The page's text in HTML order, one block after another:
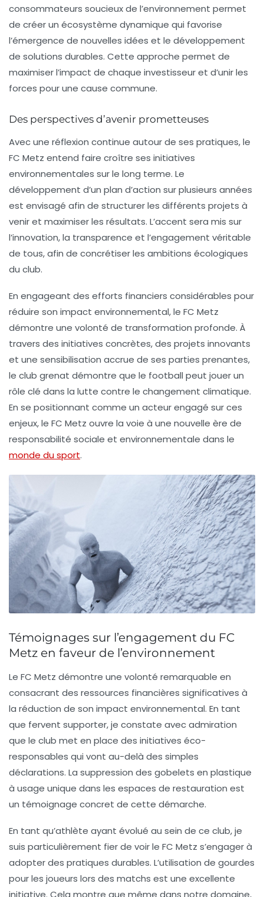
consommateurs soucieux de l’environnement permet
de créer un écosystème dynamique qui favorise
l’émergence de nouvelles idées et le développement
de solutions durables. Cette approche permet de
maximiser l’impact de chaque investisseur et d’unir les
forces pour une cause commune.
Des perspectives d’avenir prometteuses
Avec une réflexion continue autour de ses pratiques, le
FC Metz entend faire croître ses initiatives
environnementales sur le long terme. Le
développement d’un plan d’action sur plusieurs années
est envisagé afin de structurer les différents projets à
venir et maximiser les résultats. L’accent sera mis sur
l’innovation, la transparence et l’engagement véritable
de tous, afin de concrétiser les ambitions écologiques
du club.
En engageant des efforts financiers considérables pour
réduire son impact environnemental, le FC Metz
démontre une volonté de transformation profonde. À
travers des initiatives concrètes, des projets innovants
et une sensibilisation accrue de ses parties prenantes,
le club grenat démontre que le football peut jouer un
rôle clé dans la lutte contre le changement climatique.
En se positionnant comme un acteur engagé sur ces
enjeux, le FC Metz ouvre la voie à une nouvelle ère de
responsabilité sociale et environnementale dans le
monde du sport.
Témoignages sur l’engagement du FC
Metz en faveur de l’environnement
Le FC Metz démontre une volonté remarquable en
consacrant des ressources financières significatives à
la réduction de son impact environnemental. En tant
que fervent supporter, je constate avec admiration
que le club met en place des initiatives éco-
responsables qui vont au-delà des simples
déclarations. La suppression des gobelets en plastique
à usage unique dans les espaces de restauration est
un témoignage concret de cette démarche.
En tant qu’athlète ayant évolué au sein de ce club, je
suis particulièrement fier de voir le FC Metz s’engager à
adopter des pratiques durables. L’utilisation de gourdes
pour les joueurs lors des matchs est une excellente
initiative. Cela montre que même dans notre domaine,